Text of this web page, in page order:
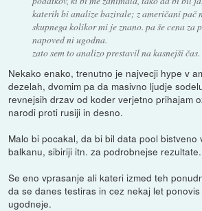
katerih bi analize bazirale; z američani pač
skupnega kolikor mi je znano. pa še cena za
napoved ni ugodna.
zato sem to analizo prestavil na kasnejši čas.
Nekako enako, trenutno je najvecji hype v
dezelah, dvomim pa da masivno ljudje
revnejsih drzav od koder verjetno prihajam
narodi proti rusiji in desno.
Malo bi pocakal, da bi bil data pool bistveno
balkanu, sibiriji itn. za podrobnejse rezultate.
Se eno vprasanje ali kateri izmed teh
da se danes testiras in cez nekaj let
ugodneje.